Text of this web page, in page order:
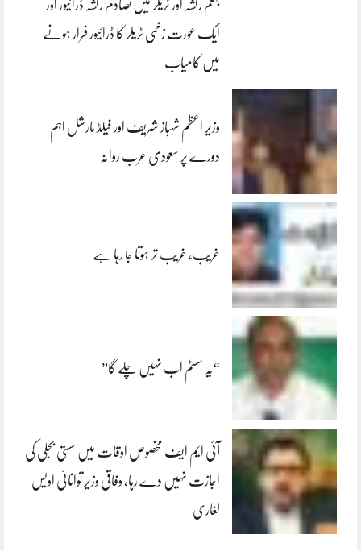
جہلم رکشہ اور ٹریلر میں تصادم رکشہ ڈرائیور اور
ایک عورت زخمی ٹریلر کا ڈرائیور فرار ہونے
میں کامیاب
وزیر اعظم شہباز شریف اور فیلڈ مارشل اہم
دورے پر سعودی عرب روانہ
غریب، غریب تر ہوتا جا رہا ہے
“یہ سسٹم اب نہیں چلے گا”
آئی ایم ایف مخصوص اوقات میں سستی بجلی کی
اجازت نہیں دے رہا، وفاقی وزیر توانائی اویس
لغاری